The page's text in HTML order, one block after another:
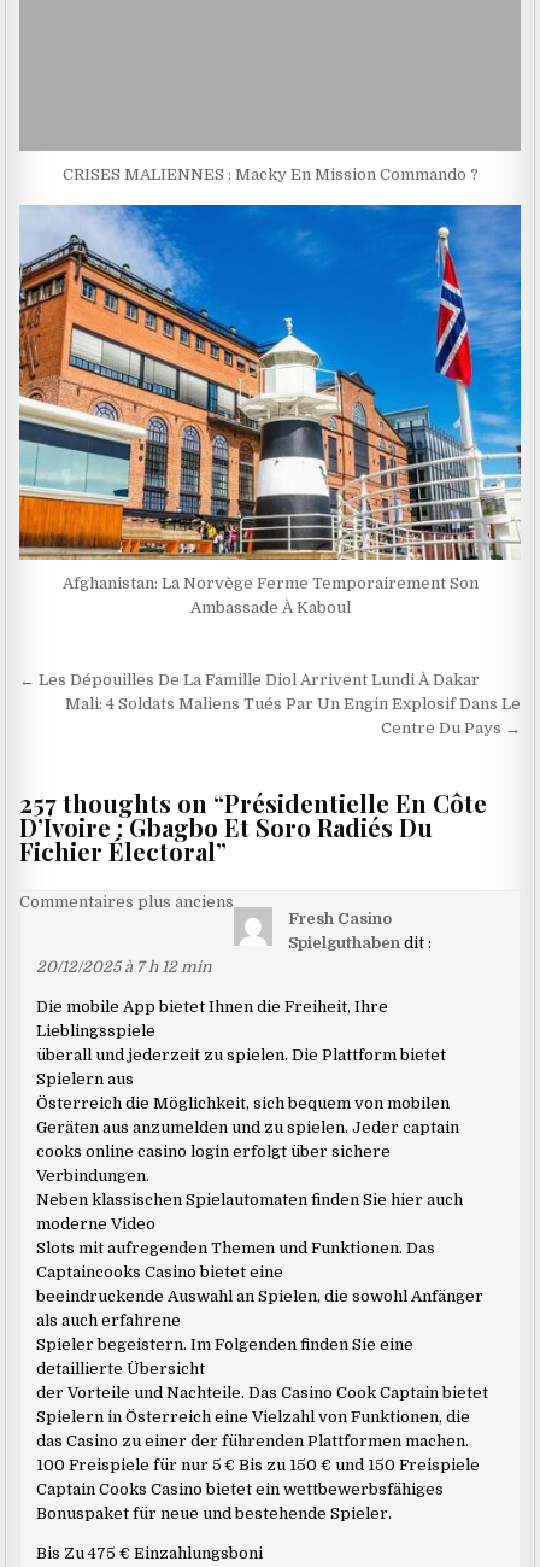
CRISES MALIENNES : Macky En Mission Commando ?
Afghanistan: La Norvège Ferme Temporairement Son
Ambassade À Kaboul
Navigation
← Les Dépouilles De La Famille Diol Arrivent Lundi À Dakar
Mali: 4 Soldats Maliens Tués Par Un Engin Explosif Dans Le
Centre Du Pays →
257 thoughts on “Présidentielle En Côte
D’Ivoire : Gbagbo Et Soro Radiés Du
Fichier Électoral”
Navigation
les
commentaires
Commentaires plus anciens
Fresh Casino
Spielguthaben dit :
20/12/2025 à 7 h 12 min
Die mobile App bietet Ihnen die Freiheit, Ihre
Lieblingsspiele
überall und jederzeit zu spielen. Die Plattform bietet
Spielern aus
Österreich die Möglichkeit, sich bequem von mobilen
Geräten aus anzumelden und zu spielen. Jeder captain
cooks online casino login erfolgt über sichere
Verbindungen.
Neben klassischen Spielautomaten finden Sie hier auch
moderne Video
Slots mit aufregenden Themen und Funktionen. Das
Captaincooks Casino bietet eine
beeindruckende Auswahl an Spielen, die sowohl Anfänger
als auch erfahrene
Spieler begeistern. Im Folgenden finden Sie eine
detaillierte Übersicht
der Vorteile und Nachteile. Das Casino Cook Captain bietet
Spielern in Österreich eine Vielzahl von Funktionen, die
das Casino zu einer der führenden Plattformen machen.
100 Freispiele für nur 5 € Bis zu 150 € und 150 Freispiele
Captain Cooks Casino bietet ein wettbewerbsfähiges
Bonuspaket für neue und bestehende Spieler.
Bis Zu 475 € Einzahlungsboni